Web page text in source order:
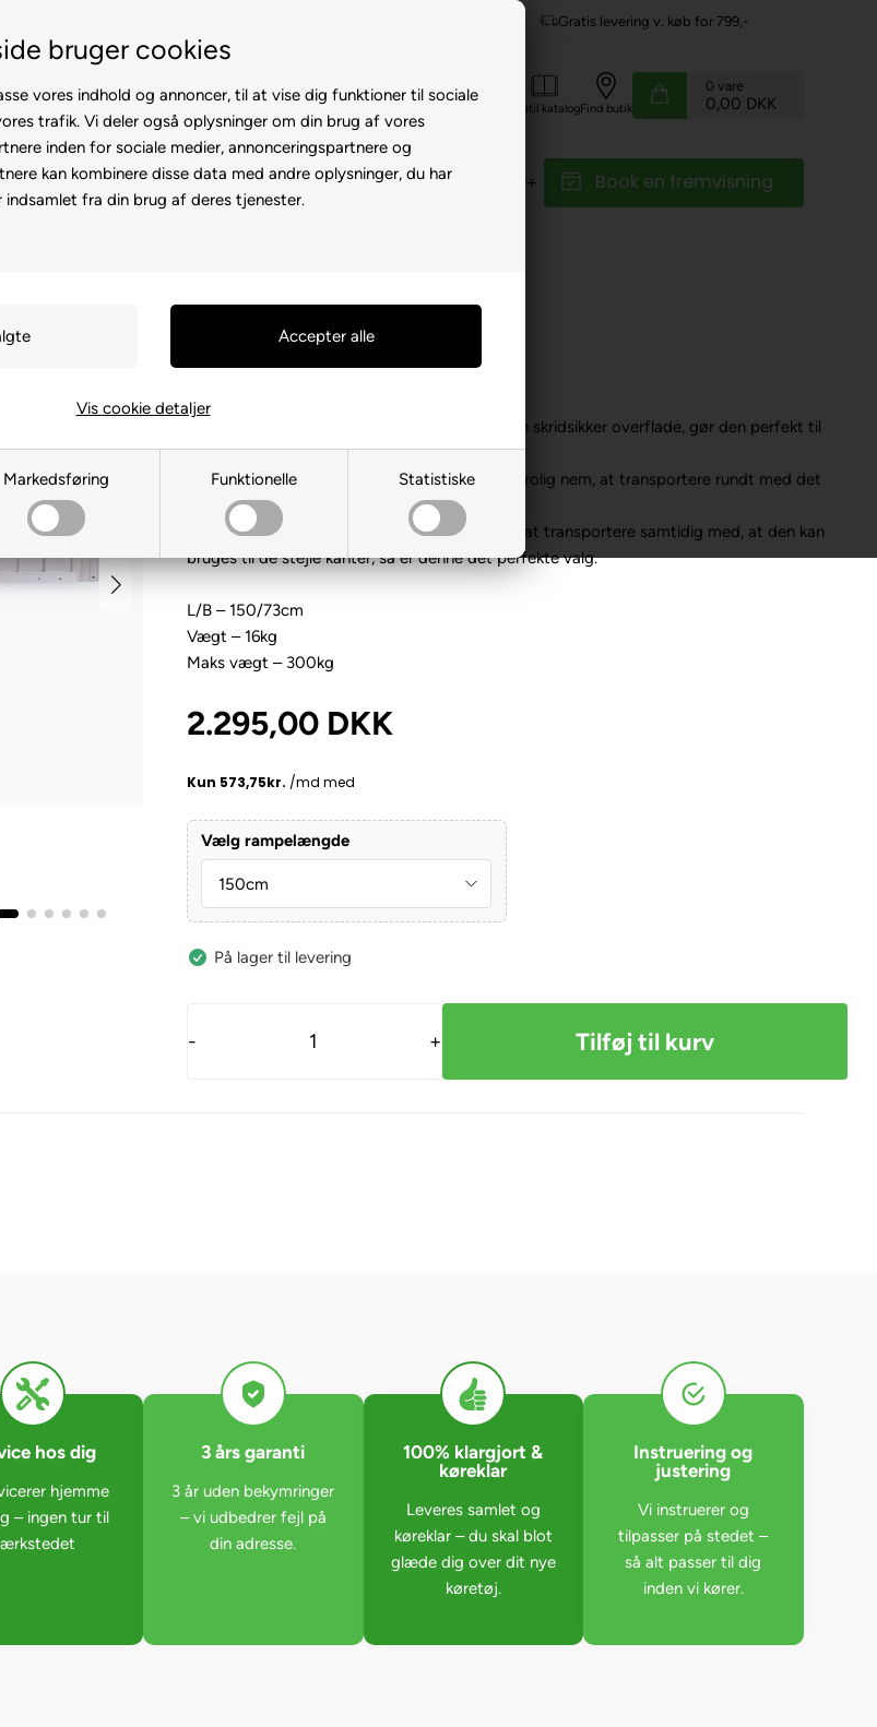
bruger cookies
vores indhold og annoncer, til at vise dig funktioner til sociale
trafik. Vi deler også oplysninger om din brug af vores
inden for sociale medier, annonceringspartnere og
kan kombinere disse data med andre oplysninger, du har
indsamlet fra din brug af deres tjenester.
Markedsføring Funktionelle Statistiske
Vis cookie detaljer
Gratis levering v. køb for 799,-
Bestil katalogFind butik
0 vare
0,00 DKK
Brugte Otiumstole El-kørestol Tilbehør Reservedele Book en fremvisning
Rampe - 150 cm
103019
Rampe 150cm
En opkørsels rampe med forhøjet kanter og en skridsikker overflade, gør den perfekt til
brug af kørestole og elscootere.
Dens lave vægt og foldbare design gør den utrolig nem, at transportere rundt med det
påmonteret håndtag.
Så står du og skal bruge en rampe der er nem at transportere samtidig med, at den kan
bruges til de stejle kanter, så er denne det perfekte valg.
L/B – 150/73cm
Vægt – 16kg
Maks vægt – 300kg
2.295,00 DKK
Vælg rampelængde
På lager til levering
- +
hos dig
hjemme
– ingen tur til
3 års garanti
3 år uden bekymringer
– vi udbedrer fejl på
din adresse.
100% klargjort &
køreklar
Leveres samlet og
køreklar – du skal blot
glæde dig over dit nye
køretøj.
Instruering og
justering
Vi instruerer og
tilpasser på stedet –
så alt passer til dig
inden vi kører.